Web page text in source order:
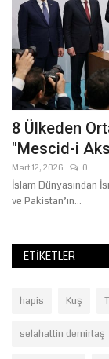
8 Ülkeden
"Mescid-i
Mart 12, 2026 0
İslam Dünyasından
ve Pakistan’ın...
ETIKETLER
hapis Kuş
selahattin demirtaş